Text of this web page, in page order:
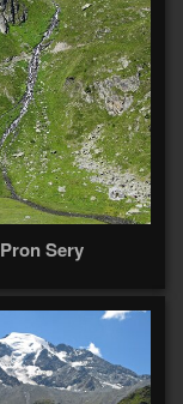
Pron Sery